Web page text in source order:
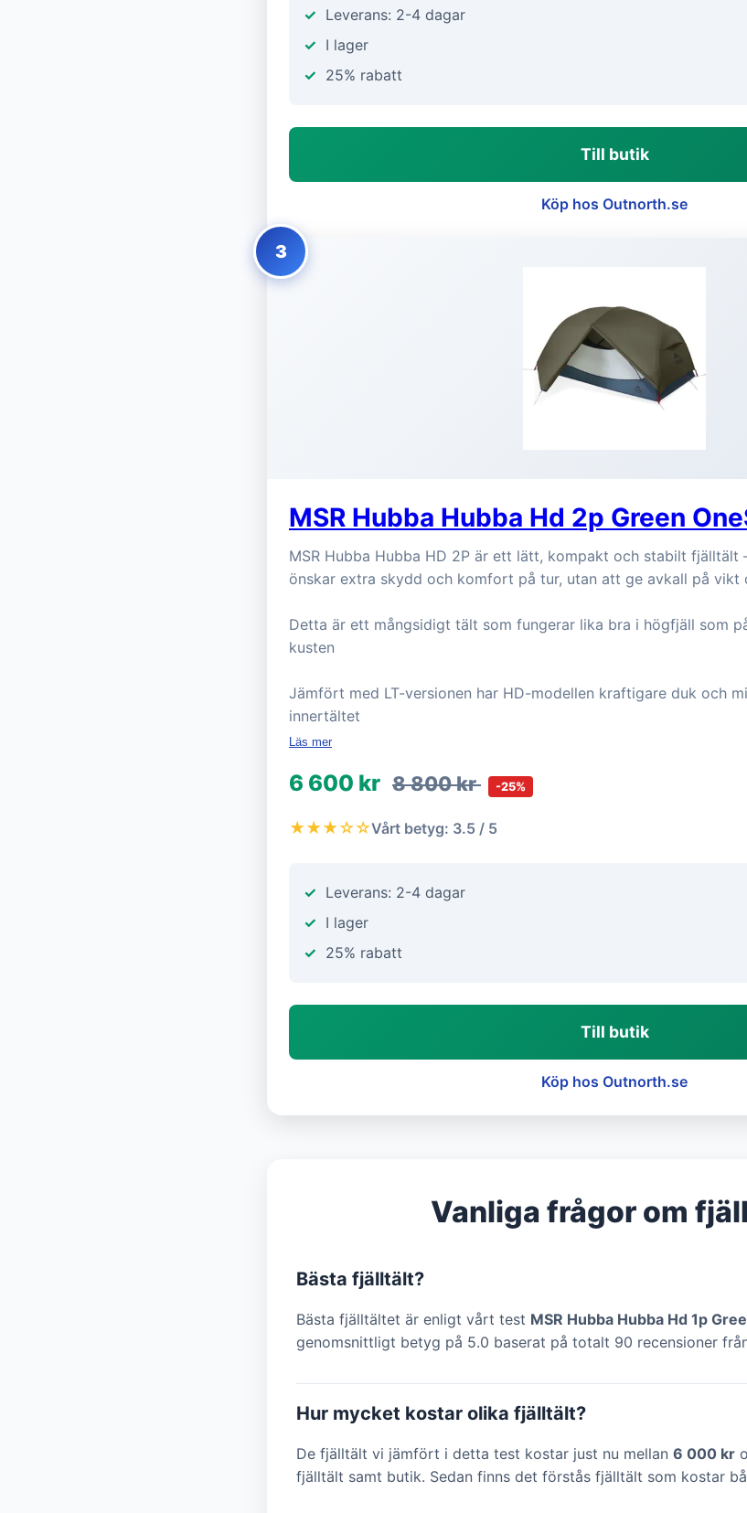
Leverans: 2-4 dagar
I lager
25% rabatt
Till butik
Köp hos Outnorth.se
3
MSR Hubba Hubba Hd 2p Green
MSR Hubba Hubba HD 2P är ett lätt, kompakt och stabilt fjälltält
önskar extra skydd och komfort på tur, utan att ge avkall på vikt
Detta är ett mångsidigt tält som fungerar lika bra i högfjäll som
kusten
Jämfört med LT-versionen har HD-modellen kraftigare duk och
innertältet
Läs mer
6 600 kr 8 800 kr -25%
★★★☆☆Vårt betyg: 3.5 / 5
Leverans: 2-4 dagar
I lager
25% rabatt
Till butik
Köp hos Outnorth.se
Vanliga frågor om
Bästa fjälltält?
Bästa fjälltältet är enligt vårt test MSR Hubba Hubba Hd 1p
genomsnittligt betyg på 5.0 baserat på totalt 90 recensioner
Hur mycket kostar olika fjälltält?
De fjälltält vi jämfört i detta test kostar just nu mellan 6 000 kr
fjälltält samt butik. Sedan finns det förstås fjälltält som kostar